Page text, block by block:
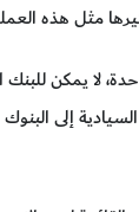
مثل هذه
يمكن للبنك
إلى البنوك